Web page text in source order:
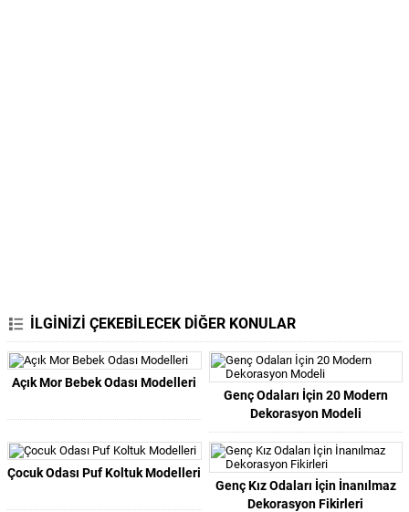
İLGİNİZİ ÇEKEBİLECEK DİĞER KONULAR
Açık Mor Bebek Odası Modelleri
Genç Odaları İçin 20 Modern
Dekorasyon Modeli
Çocuk Odası Puf Koltuk Modelleri
Genç Kız Odaları İçin İnanılmaz
Dekorasyon Fikirleri